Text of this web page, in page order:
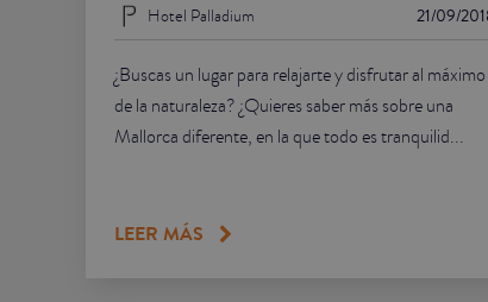
21/09/
Hotel Palladium
¿Buscas un lugar para relajarte y disfrutar al máximo
de la naturaleza? ¿Quieres saber más sobre una
Mallorca diferente, en la que todo es tranquilid...
LEER MÁS